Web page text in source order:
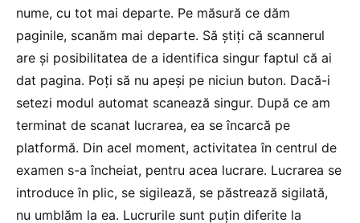
nume, cu tot mai departe. Pe măsură ce dăm
paginile, scanăm mai departe. Să știți că scannerul
are și posibilitatea de a identifica singur faptul că ai
dat pagina. Poți să nu apeși pe niciun buton. Dacă-i
setezi modul automat scanează singur. După ce am
terminat de scanat lucrarea, ea se încarcă pe
platformă. Din acel moment, activitatea în centrul de
examen s-a încheiat, pentru acea lucrare. Lucrarea se
introduce în plic, se sigilează, se păstrează sigilată,
nu umblăm la ea. Lucrurile sunt puțin diferite la